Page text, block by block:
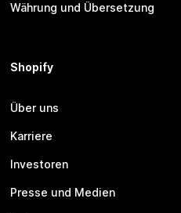
Währung und Übersetzung
Shopify
Über uns
Karriere
Investoren
Presse und Medien